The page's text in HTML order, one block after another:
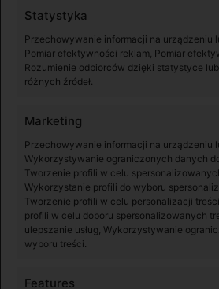
Statystyka
Przechowywanie informacji na urządzeniu
Pomiar efektywności reklam, Pomiar
Rozumienie odbiorców dzięki statystyce
różnych źródeł.
Marketing
Przechowywanie informacji na urządzeniu
Wykorzystywanie ograniczonych danych
Tworzenie profili w celu
Wykorzystanie profili do wyboru
Tworzenie profili w celu personalizacji
profili w celu doboru spersonalizowanych
ulepszanie usług, Wykorzystywanie
wyboru treści.
Features
Instrukcje
Instrukcja DJI Osmo Pocket
Pobierz